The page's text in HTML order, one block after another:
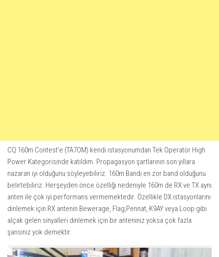
CQ 160m Contest’e (TA7OM) kendi istasyonumdan Tek Operatör High
Power Kategorisinde katıldım. Propagasyon şartlarının son yıllara
nazaran iyi olduğunu söyleyebiliriz. 160m Bandı en zor band olduğunu
belirtebiliriz. Herşeyden önce özelliği nedeniyle 160m de RX ve TX aynı
anten ile çok iyi performans vermemektedir. Özellikle DX istasyonlarını
dinlemek için RX antenin Bewerage, Flag,Pennat, K9AY veya Loop gibi
alçak gelen sinyalleri dinlemek için bir anteniniz yoksa çok fazla
şansınız yok demektir.